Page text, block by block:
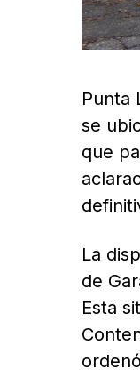
Punta
se
que
La
de
Esta